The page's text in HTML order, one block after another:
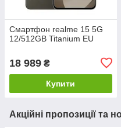
Смартфон realme 15 5G
12/512GB Titanium EU
18 989 ₴
Купити
Акційні пропозиції та